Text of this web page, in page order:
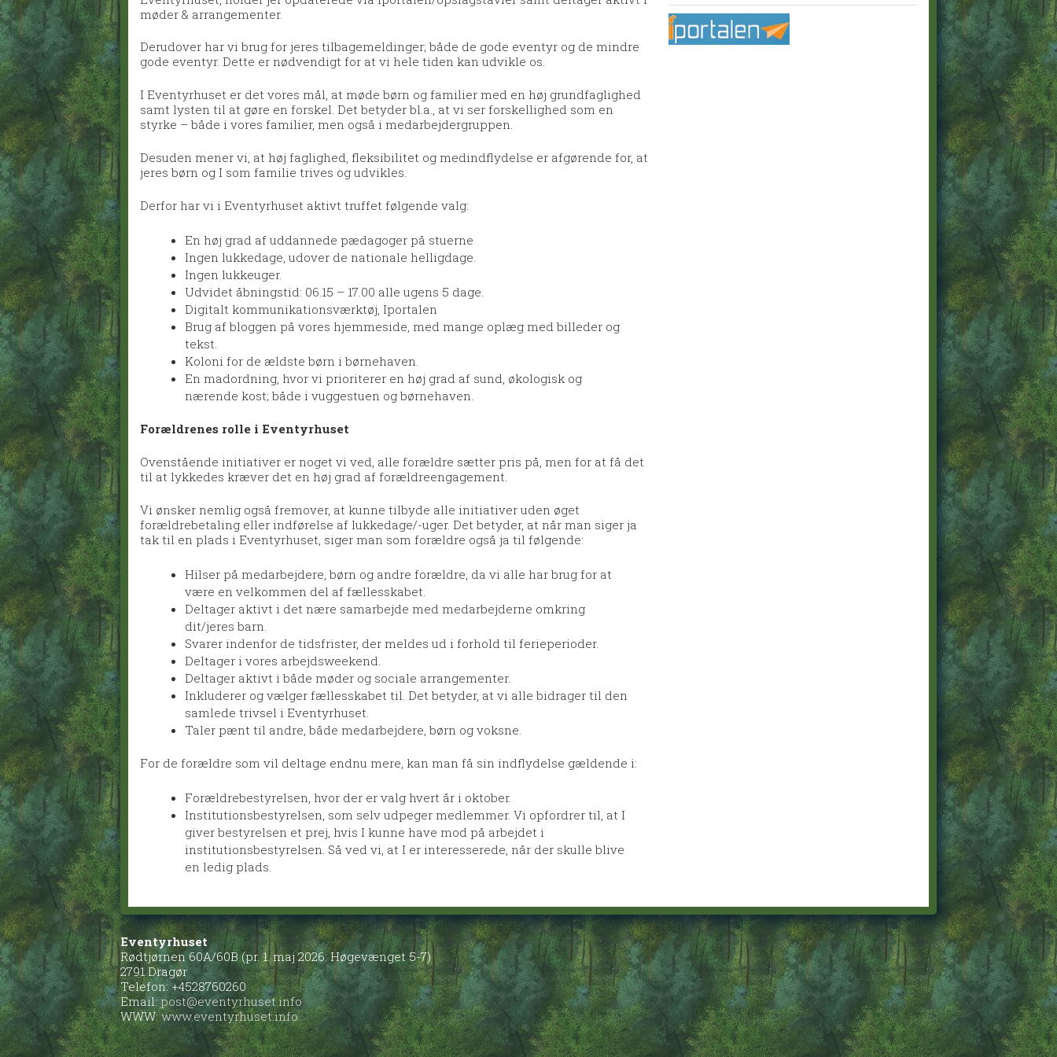
møder & arrangementer.
Derudover har vi brug for jeres tilbagemeldinger; både de gode eventyr og de mindre
gode eventyr. Dette er nødvendigt for at vi hele tiden kan udvikle os.
I Eventyrhuset er det vores mål, at møde børn og familier med en høj grundfaglighed
samt lysten til at gøre en forskel. Det betyder bl.a., at vi ser forskellighed som en
styrke – både i vores familier, men også i medarbejdergruppen.
Desuden mener vi, at høj faglighed, fleksibilitet og medindflydelse er afgørende for, at
jeres børn og I som familie trives og udvikles.
Derfor har vi i Eventyrhuset aktivt truffet følgende valg:
En høj grad af uddannede pædagoger på stuerne
Ingen lukkedage, udover de nationale helligdage.
Ingen lukkeuger.
Udvidet åbningstid: 06.15 – 17.00 alle ugens 5 dage.
Digitalt kommunikationsværktøj, Iportalen
Brug af bloggen på vores hjemmeside, med mange oplæg med billeder og
tekst.
Koloni for de ældste børn i børnehaven.
En madordning, hvor vi prioriterer en høj grad af sund, økologisk og
nærende kost; både i vuggestuen og børnehaven.
Forældrenes rolle i Eventyrhuset
Ovenstående initiativer er noget vi ved, alle forældre sætter pris på, men for at få det
til at lykkedes kræver det en høj grad af forældreengagement.
Vi ønsker nemlig også fremover, at kunne tilbyde alle initiativer uden øget
forældrebetaling eller indførelse af lukkedage/-uger. Det betyder, at når man siger ja
tak til en plads i Eventyrhuset, siger man som forældre også ja til følgende:
Hilser på medarbejdere, børn og andre forældre, da vi alle har brug for at
være en velkommen del af fællesskabet.
Deltager aktivt i det nære samarbejde med medarbejderne omkring
dit/jeres barn.
Svarer indenfor de tidsfrister, der meldes ud i forhold til ferieperioder.
Deltager i vores arbejdsweekend.
Deltager aktivt i både møder og sociale arrangementer.
Inkluderer og vælger fællesskabet til. Det betyder, at vi alle bidrager til den
samlede trivsel i Eventyrhuset.
Taler pænt til andre, både medarbejdere, børn og voksne.
For de forældre som vil deltage endnu mere, kan man få sin indflydelse gældende i:
Forældrebestyrelsen, hvor der er valg hvert år i oktober.
Institutionsbestyrelsen, som selv udpeger medlemmer. Vi opfordrer til, at I
giver bestyrelsen et prej, hvis I kunne have mod på arbejdet i
institutionsbestyrelsen. Så ved vi, at I er interesserede, når der skulle blive
en ledig plads.
Eventyrhuset
Rødtjørnen 60A/60B (pr. 1. maj 2026: Høgevænget 5-7)
2791 Dragør
Telefon: +4528760260
Email:post@eventyrhuset.info
WWW:www.eventyrhuset.info